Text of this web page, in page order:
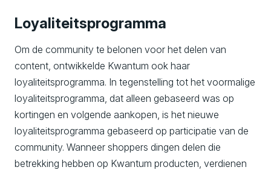
Loyaliteitsprogramma
Om de community te belonen voor het delen van
content, ontwikkelde Kwantum ook haar
loyaliteitsprogramma. In tegenstelling tot het voormalige
loyaliteitsprogramma, dat alleen gebaseerd was op
kortingen en volgende aankopen, is het nieuwe
loyaliteitsprogramma gebaseerd op participatie van de
community. Wanneer shoppers dingen delen die
betrekking hebben op Kwantum producten, verdienen